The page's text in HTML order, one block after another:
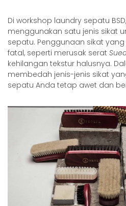
Di workshop laundry sepatu BSD
menggunakan satu jenis sikat
sepatu. Penggunaan sikat
fatal, seperti merusak serat
kehilangan tekstur halusnya.
membedah jenis-jenis sikat
sepatu Anda tetap awet dan